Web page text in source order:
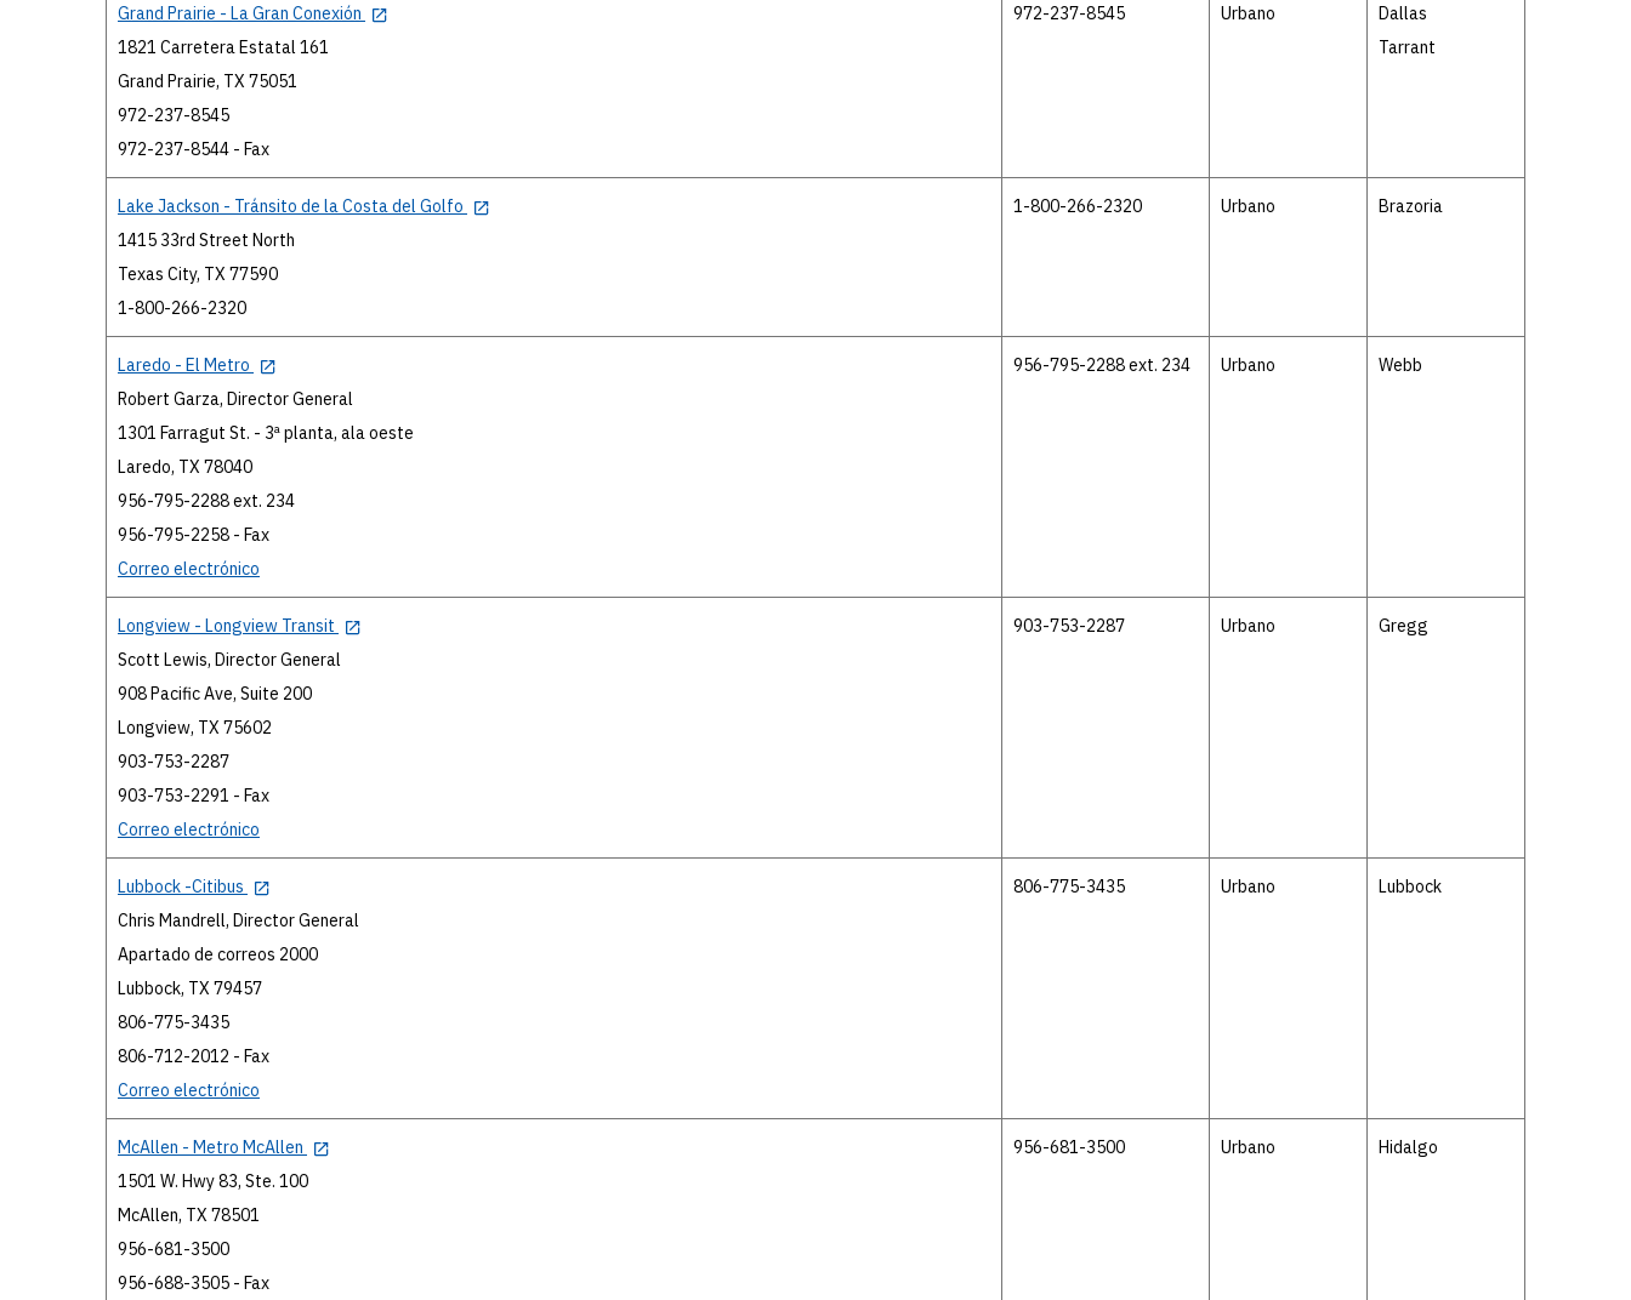
Grand Prairie - La Gran Conexión
1821 Carretera Estatal 161
Grand Prairie, TX 75051
972-237-8545
972-237-8544 - Fax
972-237-8545 Urbano
Dallas
Tarrant
Lake Jackson - Tránsito de la Costa del Golfo
1415 33rd Street North
Texas City, TX 77590
1-800-266-2320
1-800-266-2320 Urbano Brazoria
Laredo - El Metro
Robert Garza, Director General
1301 Farragut St. - 3ª planta, ala oeste
Laredo, TX 78040
956-795-2288 ext. 234
956-795-2258 - Fax
Correo electrónico
956-795-2288 ext. 234 Urbano Webb
Longview - Longview Transit
Scott Lewis, Director General
908 Pacific Ave, Suite 200
Longview, TX 75602
903-753-2287
903-753-2291 - Fax
Correo electrónico
903-753-2287 Urbano Gregg
Lubbock -Citibus
Chris Mandrell, Director General
Apartado de correos 2000
Lubbock, TX 79457
806-775-3435
806-712-2012 - Fax
Correo electrónico
806-775-3435 Urbano Lubbock
McAllen - Metro McAllen
1501 W. Hwy 83, Ste. 100
McAllen, TX 78501
956-681-3500
956-688-3505 - Fax
956-681-3500 Urbano Hidalgo